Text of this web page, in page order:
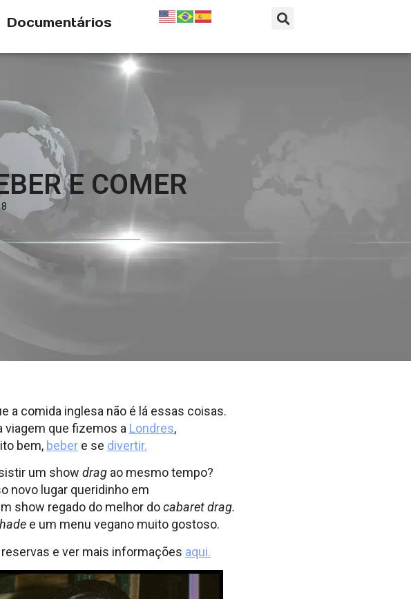
Documentários
E COMER
a comida inglesa não é lá essas coisas.
que fizemos a Londres,
bem, beber e se divertir.
um show drag ao mesmo tempo?
novo lugar queridinho em
show regado do melhor docabaret drag.
e um menu vegano muito gostoso.
e ver mais informações aqui.